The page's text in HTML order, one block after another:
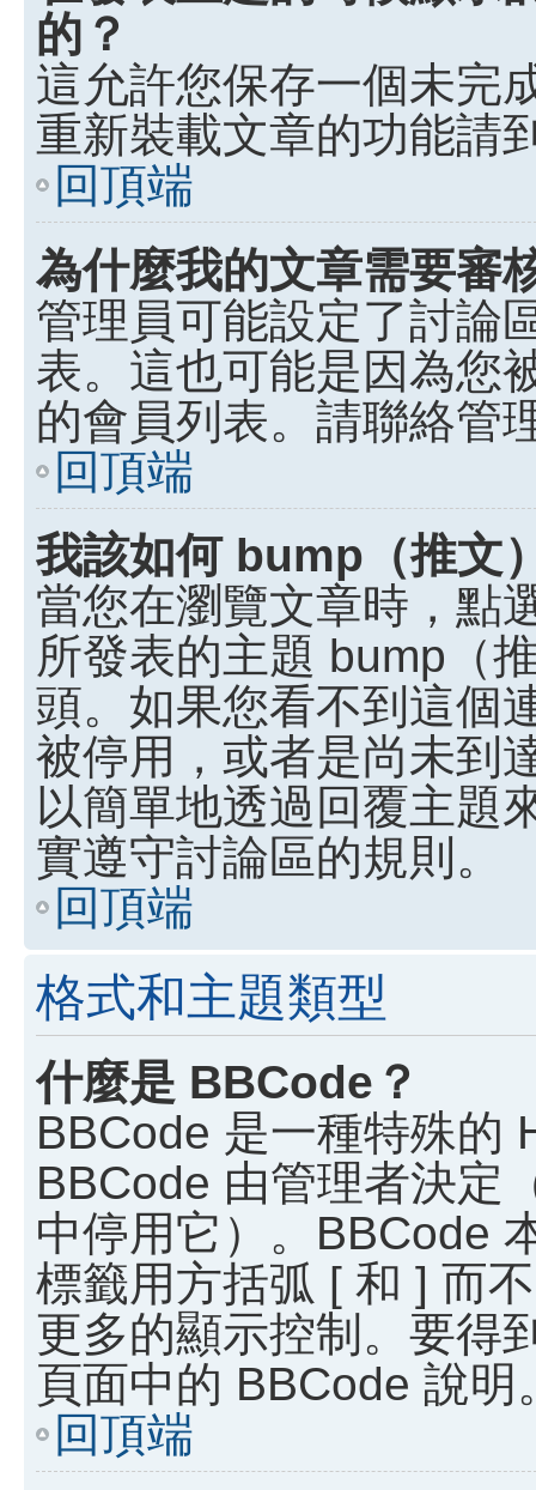
的？
這允許您保存一個未完
重新裝載文章的功能請
回頂端
為什麼我的文章需要審
管理員可能設定了討論
表。這也可能是因為您
的會員列表。請聯絡管
回頂端
我該如何 bump（推文
當您在瀏覽文章時，點
所發表的主題 bump（
頭。如果您看不到這個
被停用，或者是尚未到
以簡單地透過回覆主題
實遵守討論區的規則。
回頂端
格式和主題類型
什麼是 BBCode？
BBCode 是一種特殊的
BBCode 由管理者決定
中停用它）。BBCode
標籤用方括弧 [ 和 ] 而
更多的顯示控制。要得
頁面中的 BBCode 說明
回頂端